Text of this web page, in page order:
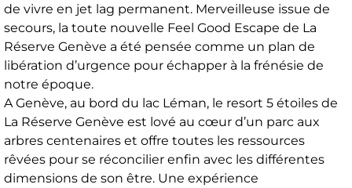
de vivre en jet lag permanent. Merveilleuse issue de
secours, la toute nouvelle Feel Good Escape de La
Réserve Genève a été pensée comme un plan de
libération d’urgence pour échapper à la frénésie de
notre époque.
A Genève, au bord du lac Léman, le resort 5 étoiles de
La Réserve Genève est lové au cœur d’un parc aux
arbres centenaires et offre toutes les ressources
rêvées pour se réconcilier enfin avec les différentes
dimensions de son être. Une expérience